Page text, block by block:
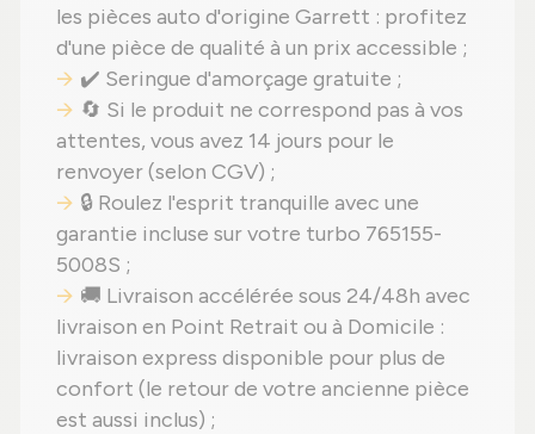
les pièces auto d'origine Garrett : profitez
d'une pièce de qualité à un prix accessible ;
✔️ Seringue d'amorçage gratuite ;
🔄 Si le produit ne correspond pas à vos
attentes, vous avez 14 jours pour le
renvoyer (selon CGV) ;
🔒 Roulez l'esprit tranquille avec une
garantie incluse sur votre turbo 765155-
5008S ;
🚚 Livraison accélérée sous 24/48h avec
livraison en Point Retrait ou à Domicile :
livraison express disponible pour plus de
confort (le retour de votre ancienne pièce
est aussi inclus) ;